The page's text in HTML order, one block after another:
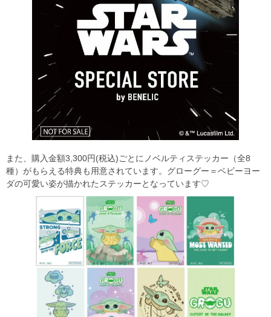
また、購入金額3,300円(税込)ごとにノベルティステッカー（全8
種）がもらえる特典も用意されています。グローグー＝ベビーヨー
ダの可愛い姿が描かれたステッカーとなっています♡